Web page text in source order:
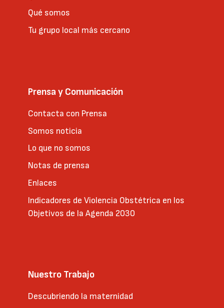
Qué somos
Tu grupo local más cercano
Prensa y Comunicación
Contacta con Prensa
Somos noticia
Lo que no somos
Notas de prensa
Enlaces
Indicadores de Violencia Obstétrica en los
Objetivos de la Agenda 2030
Nuestro Trabajo
Descubriendo la maternidad